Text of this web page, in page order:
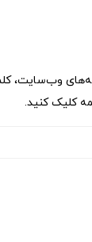
وب‌سایت،
کلیک کنید.